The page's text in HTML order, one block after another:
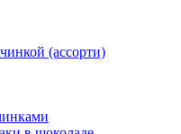
(ассорти)